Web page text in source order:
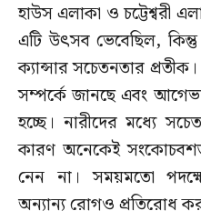
হাউস এলাকা ও চট্টেশ্বরী
এটি উৎসব ভেবেছিল,
ক্যান্সার সচেতনতার
সম্পর্কে জানছে এবং
হচ্ছে। নারীদের মধ্যে
কারণ অনেকেই সংকোচবশত
নেন না। সময়মতো
অন্যান্য রোগও প্রতিরোধ